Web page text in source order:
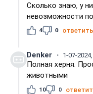
Сколько знаю, у
невозможности
4 0 ответить
Denker 1-07-
Полная херня.
животными
10 0